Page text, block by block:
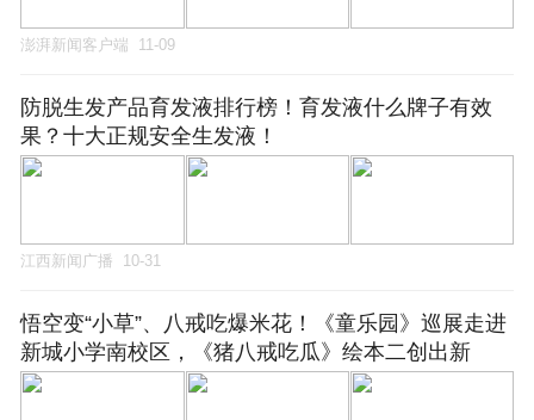
澎湃新闻客户端 11-09
防脱生发产品育发液排行榜！育发液什么牌子有效
果？十大正规安全生发液！
江西新闻广播 10-31
悟空变“小草”、八戒吃爆米花！《童乐园》巡展走进
新城小学南校区，《猪八戒吃瓜》绘本二创出新